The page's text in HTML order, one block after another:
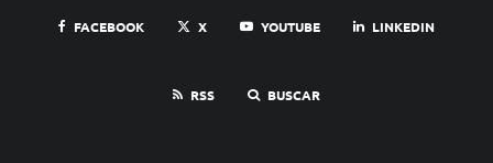
FACEBOOK X YOUTUBE LINKEDIN
RSS BUSCAR